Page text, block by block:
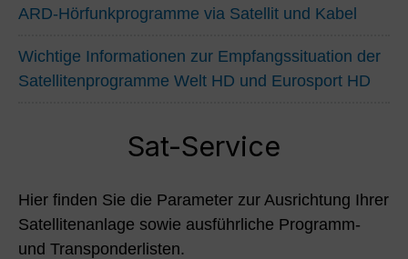
ARD-Hörfunkprogramme via Satellit und Kabel
Wichtige Informationen zur Empfangssituation der
Satellitenprogramme Welt HD und Eurosport HD
Sat-Service
Hier finden Sie die Parameter zur Ausrichtung Ihrer
Satellitenanlage sowie ausführliche Programm-
und Transponderlisten.